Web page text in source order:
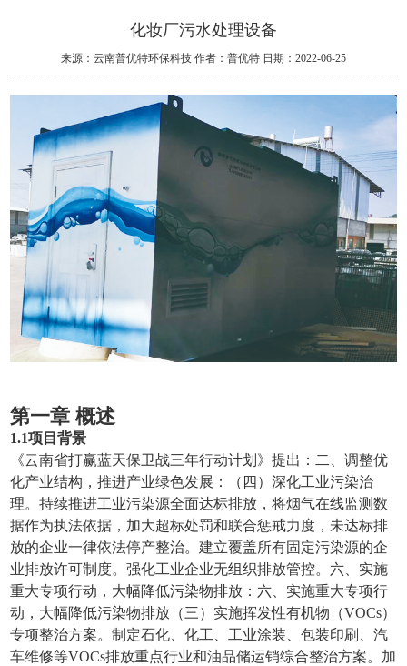
化妆厂污水处理设备
来源：云南普优特环保科技 作者：普优特 日期：2022-06-25
第一章概述
1.1项目背景
《云南省打赢蓝天保卫战三年行动计划》提出：二、调整优
化产业结构，推进产业绿色发展：（四）深化工业污染治
理。持续推进工业污染源全面达标排放，将烟气在线监测数
据作为执法依据，加大超标处罚和联合惩戒力度，未达标排
放的企业一律依法停产整治。建立覆盖所有固定污染源的企
业排放许可制度。强化工业企业无组织排放管控。六、实施
重大专项行动，大幅降低污染物排放：六、实施重大专项行
动，大幅降低污染物排放（三）实施挥发性有机物（VOCs）
专项整治方案。制定石化、化工、工业涂装、包装印刷、汽
车维修等VOCs排放重点行业和油品储运销综合整治方案。加